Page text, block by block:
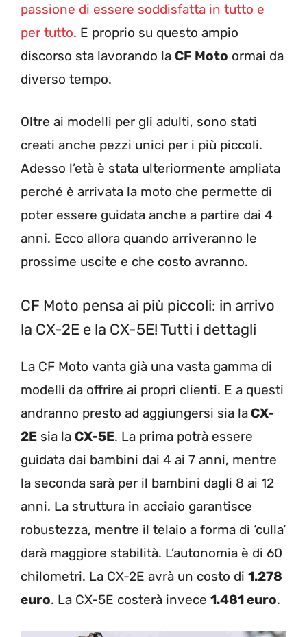
passione di essere soddisfatta in tutto e
per tutto. E proprio su questo ampio
discorso sta lavorando la CF Moto ormai da
diverso tempo.
Oltre ai modelli per gli adulti, sono stati
creati anche pezzi unici per i più piccoli.
Adesso l’età è stata ulteriormente ampliata
perché è arrivata la moto che permette di
poter essere guidata anche a partire dai 4
anni. Ecco allora quando arriveranno le
prossime uscite e che costo avranno.
CF Moto pensa ai più piccoli: in arrivo
la CX-2E e la CX-5E! Tutti i dettagli
La CF Moto vanta già una vasta gamma di
modelli da offrire ai propri clienti. E a questi
andranno presto ad aggiungersi sia laCX-
2E sia la CX-5E. La prima potrà essere
guidata dai bambini dai 4 ai 7 anni, mentre
la seconda sarà per il bambini dagli 8 ai 12
anni. La struttura in acciaio garantisce
robustezza, mentre il telaio a forma di ‘culla’
darà maggiore stabilità. L’autonomia è di 60
chilometri. La CX-2E avrà un costo di 1.278
euro. La CX-5E costerà invece 1.481 euro.